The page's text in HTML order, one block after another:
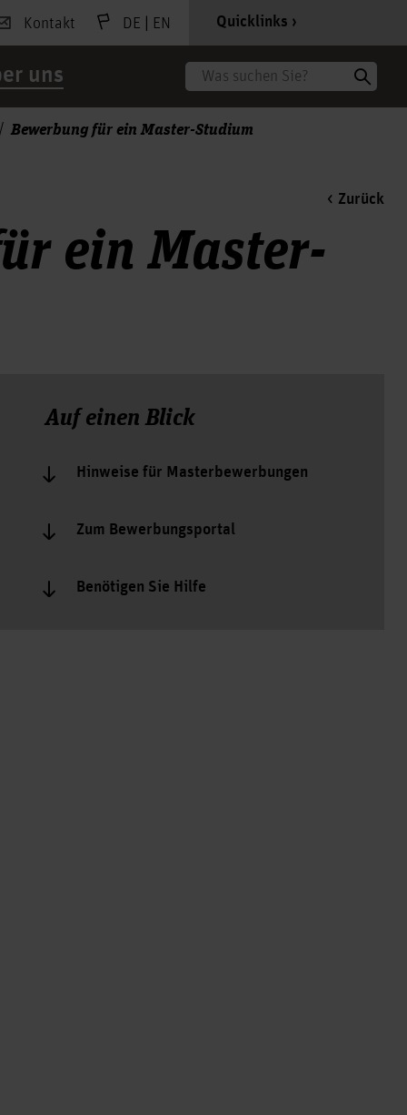
Kontakt DE | EN Quicklinks
uns Suche
Bewerbung für ein Master-Studium
Zurück
ein Master-
Auf einen Blick
Hinweise für Masterbewerbungen
Zum Bewerbungsportal
Benötigen Sie Hilfe